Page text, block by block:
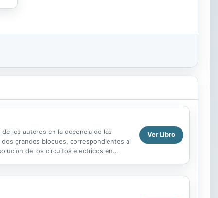
los autores en la docencia de las
grandes bloques, correspondientes al
de los circuitos electricos en
Ver Libro